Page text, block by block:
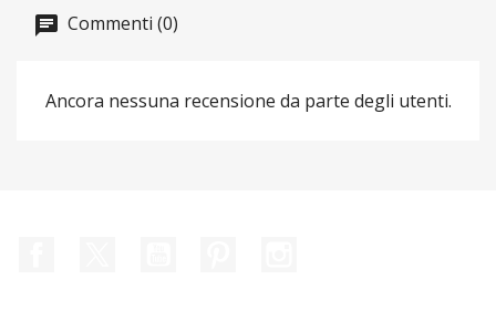
Commenti (0)
Ancora nessuna recensione da parte degli utenti.